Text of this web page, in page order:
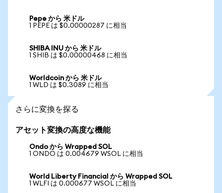
Pepe から 米ドル
1 PEPE は $0.00000287 に相当
SHIBA INU から 米ドル
1 SHIB は $0.00000468 に相当
Worldcoin から 米ドル
1 WLD は $0.3089 に相当
さらに変換を探る
アセット変換の高度な機能
Ondo から Wrapped SOL
1 ONDO は 0.004679 WSOL に相当
World Liberty Financial から Wrapped SOL
1 WLFI は 0.000677 WSOL に相当